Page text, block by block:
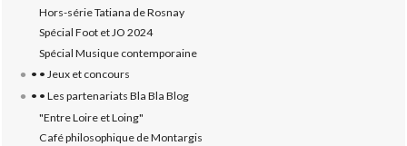
Hors-série Tatiana de Rosnay
Spécial Foot et JO 2024
Spécial Musique contemporaine
• • Jeux et concours
• • Les partenariats Bla Bla Blog
"Entre Loire et Loing"
Café philosophique de Montargis